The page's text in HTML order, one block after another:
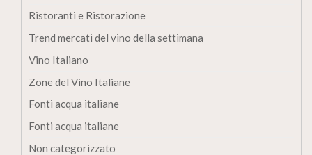
Ristoranti e Ristorazione
Trend mercati del vino della settimana
Vino Italiano
Zone del Vino Italiane
Fonti acqua italiane
Fonti acqua italiane
Non categorizzato